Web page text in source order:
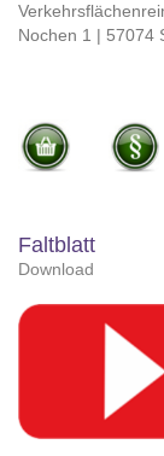
Nochen 1 | 57074
Faltblatt
Download